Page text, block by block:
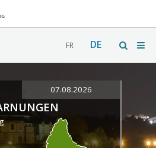
FR DE
07.08.2026